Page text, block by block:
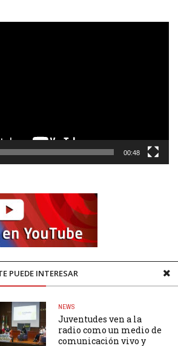
PUEDE INTERESAR
NEWS
Juventudes ven a la
radio como un medio de
comunicación vivo y
00:48
Página Uno. All rights reserved.